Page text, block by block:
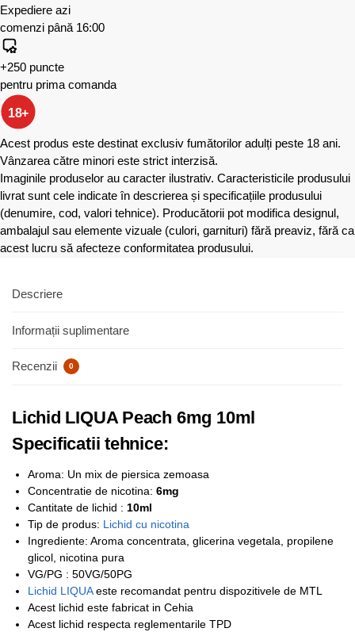
Expediere azi
comenzi până 16:00
+250 puncte
pentru prima comanda
18+
Acest produs este destinat exclusiv fumătorilor adulți peste 18 ani.
Vânzarea către minori este strict interzisă.
Imaginile produselor au caracter ilustrativ. Caracteristicile produsului
livrat sunt cele indicate în descrierea și specificațiile produsului
(denumire, cod, valori tehnice). Producătorii pot modifica designul,
ambalajul sau elemente vizuale (culori, garnituri) fără preaviz, fără ca
acest lucru să afecteze conformitatea produsului.
Descriere
Informații suplimentare
Recenzii 0
Lichid LIQUA Peach 6mg 10ml
Specificatii tehnice:
Aroma: Un mix de piersica zemoasa
Concentratie de nicotina: 6mg
Cantitate de lichid : 10ml
Tip de produs: Lichid cu nicotina
Ingrediente: Aroma concentrata, glicerina vegetala, propilene
glicol, nicotina pura
VG/PG : 50VG/50PG
Lichid LIQUAeste recomandat pentru dispozitivele de MTL
Acest lichid este fabricat in Cehia
Acest lichid respecta reglementarile TPD